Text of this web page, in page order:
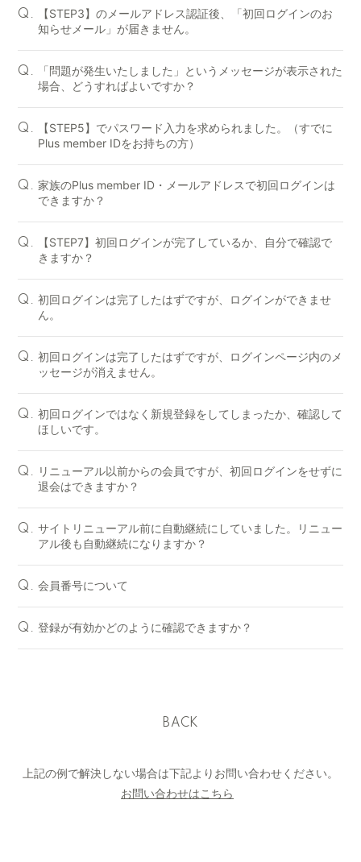
Q.
【STEP3】のメールアドレス認証後、「初回ログインのお
知らせメール」が届きません。
Q.
「問題が発生いたしました」というメッセージが表示された
場合、どうすればよいですか？
Q.
【STEP5】でパスワード入力を求められました。（すでに
Plus member IDをお持ちの方）
Q. 家族のPlus member ID・メールアドレスで初回ログインは
できますか？
Q.
【STEP7】初回ログインが完了しているか、自分で確認で
きますか？
Q. 初回ログインは完了したはずですが、ログインができませ
ん。
Q. 初回ログインは完了したはずですが、ログインページ内のメ
ッセージが消えません。
Q. 初回ログインではなく新規登録をしてしまったか、確認して
ほしいです。
Q. リニューアル以前からの会員ですが、初回ログインをせずに
退会はできますか？
Q. サイトリニューアル前に自動継続にしていました。リニュー
アル後も自動継続になりますか？
Q. 会員番号について
Q. 登録が有効かどのように確認できますか？
BACK
上記の例で解決しない場合は下記よりお問い合わせください。
お問い合わせはこちら